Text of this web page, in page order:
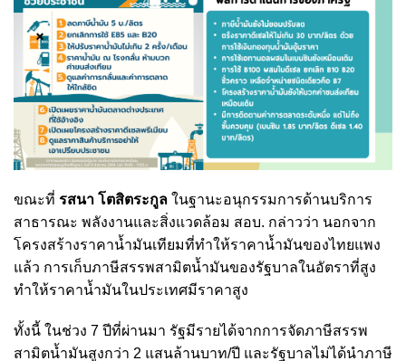
ขณะที่ รสนา โตสิตระกูล ในฐานะอนุกรรมการด้านบริการ
สาธารณะ พลังงานและสิ่งแวดล้อม สอบ. กล่าวว่า นอกจาก
โครงสร้างราคาน้ำมันเทียมที่ทำให้ราคาน้ำมันของไทยแพง
แล้ว การเก็บภาษีสรรพสามิตน้ำมันของรัฐบาลในอัตราที่สูง
ทำให้ราคาน้ำมันในประเทศมีราคาสูง
ทั้งนี้ ในช่วง 7 ปีที่ผ่านมา รัฐมีรายได้จากการจัดภาษีสรรพ
สามิตน้ำมันสูงกว่า 2 แสนล้านบาท/ปี และรัฐบาลไม่ได้นำภาษี